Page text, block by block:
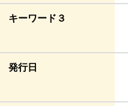
キーワード３
発行日